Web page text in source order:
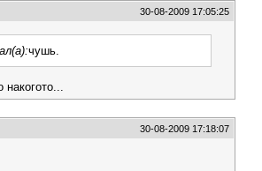
30-08-2009 17:05:25
чушь.
накогото...
30-08-2009 17:18:07